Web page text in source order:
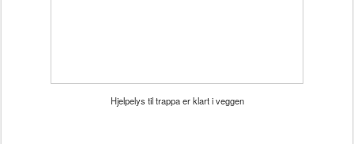
Hjelpelys til trappa er klart i veggen